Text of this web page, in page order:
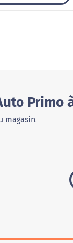
Primo
magasin.